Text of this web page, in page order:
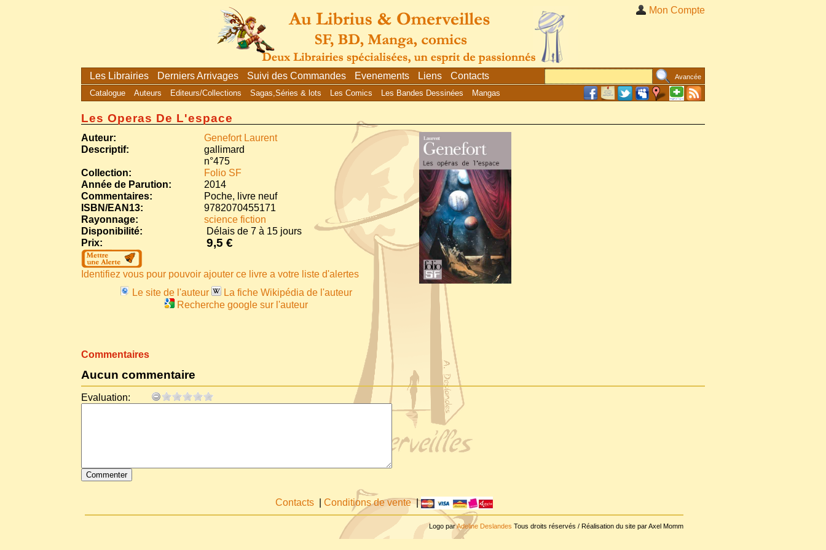
Mon Compte
Les Librairies Derniers Arrivages Suivi des Commandes Evenements Liens Contacts Avancée
Catalogue Auteurs Editeurs/Collections Sagas,Séries & lots Les Comics Les Bandes Dessinées Mangas
Les Operas De L'espace
Auteur:
Genefort Laurent
Descriptif:
gallimard
n°475
Collection:
Folio SF
Année de Parution:
2014
Commentaires:
Poche, livre neuf
ISBN/EAN13:
9782070455171
Rayonnage:
science fiction
Disponibilité:
Délais de 7 à 15 jours
Prix:
9,5 €
Identifiez vous pour pouvoir ajouter ce livre a votre liste d'alertes
Le site de l'auteur
La fiche Wikipédia de l'auteur
Recherche google sur l'auteur
Commentaires
Aucun commentaire
Evaluation:
Contacts |Conditions de vente|
Logo parAdeline Deslandes Tous droits réservés / Réalisation du site par Axel Momm